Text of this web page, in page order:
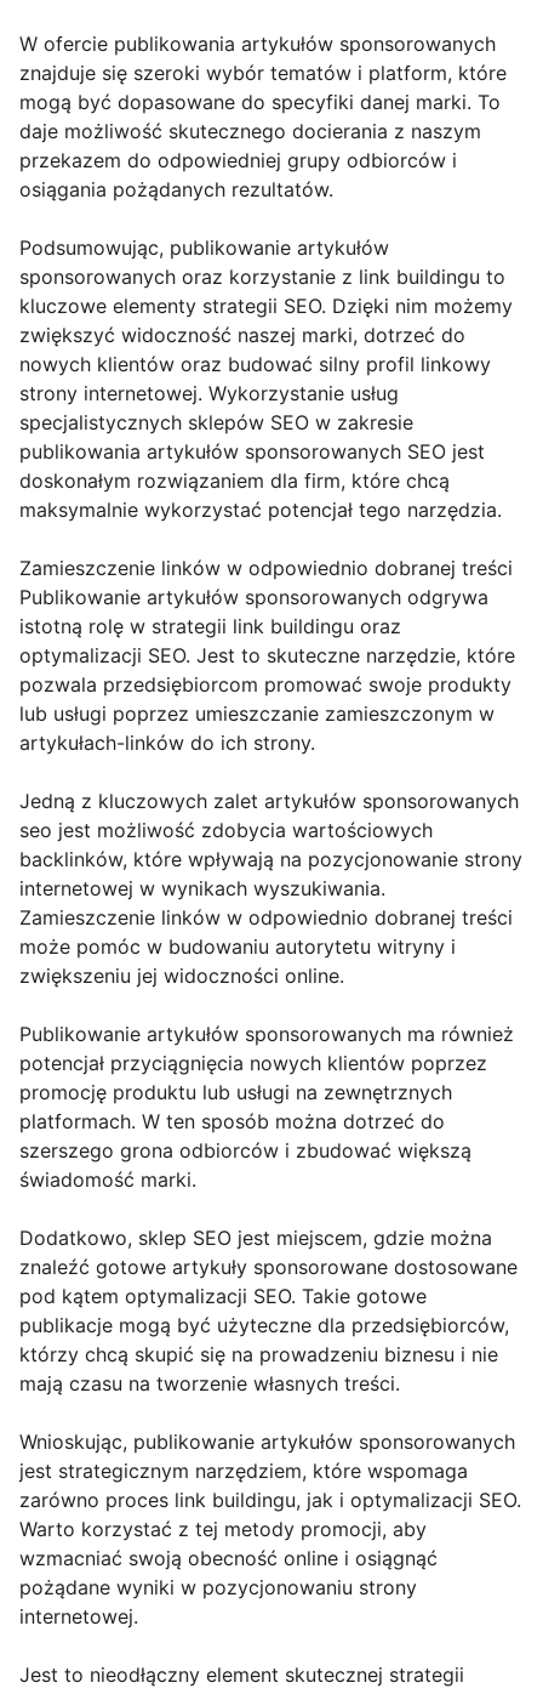
W ofercie publikowania artykułów sponsorowanych
znajduje się szeroki wybór tematów i platform, które
mogą być dopasowane do specyfiki danej marki. To
daje możliwość skutecznego docierania z naszym
przekazem do odpowiedniej grupy odbiorców i
osiągania pożądanych rezultatów.
Podsumowując, publikowanie artykułów
sponsorowanych oraz korzystanie z link buildingu to
kluczowe elementy strategii SEO. Dzięki nim możemy
zwiększyć widoczność naszej marki, dotrzeć do
nowych klientów oraz budować silny profil linkowy
strony internetowej. Wykorzystanie usług
specjalistycznych sklepów SEO w zakresie
publikowania artykułów sponsorowanych SEO jest
doskonałym rozwiązaniem dla firm, które chcą
maksymalnie wykorzystać potencjał tego narzędzia.
Zamieszczenie linków w odpowiednio dobranej treści
Publikowanie artykułów sponsorowanych odgrywa
istotną rolę w strategii link buildingu oraz
optymalizacji SEO. Jest to skuteczne narzędzie, które
pozwala przedsiębiorcom promować swoje produkty
lub usługi poprzez umieszczanie zamieszczonym w
artykułach-linków do ich strony.
Jedną z kluczowych zalet artykułów sponsorowanych
seo jest możliwość zdobycia wartościowych
backlinków, które wpływają na pozycjonowanie strony
internetowej w wynikach wyszukiwania.
Zamieszczenie linków w odpowiednio dobranej treści
może pomóc w budowaniu autorytetu witryny i
zwiększeniu jej widoczności online.
Publikowanie artykułów sponsorowanych ma również
potencjał przyciągnięcia nowych klientów poprzez
promocję produktu lub usługi na zewnętrznych
platformach. W ten sposób można dotrzeć do
szerszego grona odbiorców i zbudować większą
świadomość marki.
Dodatkowo, sklep SEO jest miejscem, gdzie można
znaleźć gotowe artykuły sponsorowane dostosowane
pod kątem optymalizacji SEO. Takie gotowe
publikacje mogą być użyteczne dla przedsiębiorców,
którzy chcą skupić się na prowadzeniu biznesu i nie
mają czasu na tworzenie własnych treści.
Wnioskując, publikowanie artykułów sponsorowanych
jest strategicznym narzędziem, które wspomaga
zarówno proces link buildingu, jak i optymalizacji SEO.
Warto korzystać z tej metody promocji, aby
wzmacniać swoją obecność online i osiągnąć
pożądane wyniki w pozycjonowaniu strony
internetowej.
Jest to nieodłączny element skutecznej strategii